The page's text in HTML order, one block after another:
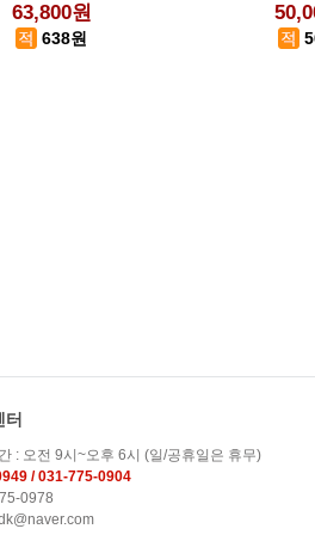
63,800원
638원
터
: 오전 9시~오후 6시 (일/공휴일은 휴무)
/ 031-775-0904
0978